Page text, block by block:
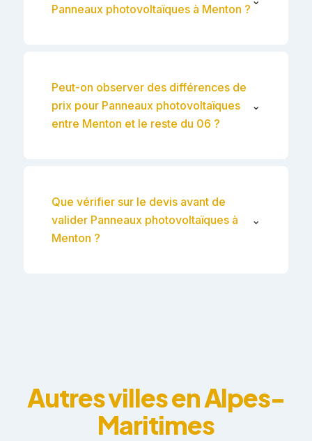
Panneaux photovoltaïques à Menton ?
Peut-on observer des différences de
prix pour Panneaux photovoltaïques
entre Menton et le reste du 06 ?
⌄
Que vérifier sur le devis avant de
valider Panneaux photovoltaïques à
Menton ?
⌄
Autres villes en Alpes-
Maritimes